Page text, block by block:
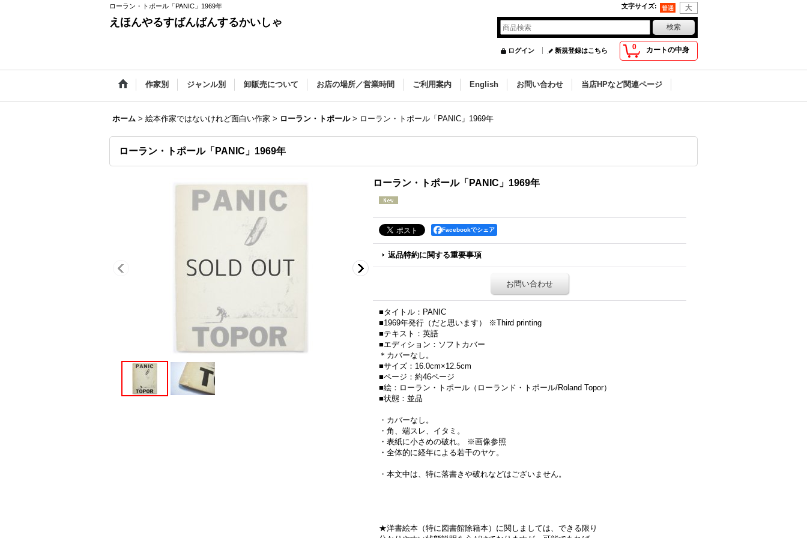
ローラン・トポール「PANIC」1969年 文字サイズ:
えほんやるすばんばんするかいしゃ
0 カートの中身
ログイン 新規登録はこちら
作家別 ジャンル別 卸販売について お店の場所／営業時間 ご利用案内 English お問い合わせ 当店HPなど関連ページ
ホーム > 絵本作家ではないけれど面白い作家 > ローラン・トポール > ローラン・トポール「PANIC」1969年
ローラン・トポール「PANIC」1969年
ローラン・トポール「PANIC」1969年
Facebookでシェア
返品特約に関する重要事項
お問い合わせ
■タイトル：PANIC
■1969年発行（だと思います） ※Third printing
■テキスト：英語
■エディション：ソフトカバー
＊カバーなし。
■サイズ：16.0cm×12.5cm
■ページ：約46ページ
■絵：ローラン・トポール（ローランド・トポール/Roland Topor）
■状態：並品
・カバーなし。
・角、端スレ、イタミ。
・表紙に小さめの破れ。 ※画像参照
・全体的に経年による若干のヤケ。
・本文中は、特に落書きや破れなどはございません。
★洋書絵本（特に図書館除籍本）に関しましては、できる限り